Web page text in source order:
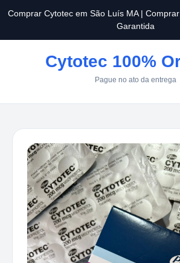
Comprar Cytotec em São Luís MA |
Garantida
Cytotec 100%
Pague no ato da entrega